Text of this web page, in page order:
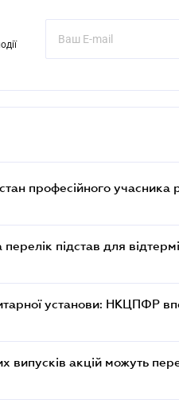
професійного учасника
підстав для
установи: НКЦПФР
випусків акцій можуть